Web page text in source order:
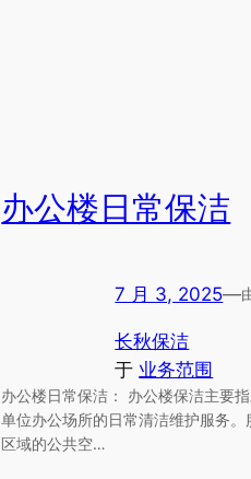
办公楼日常保洁
7 月 3, 2025—
长秋保洁
于 业务范围
办公楼日常保洁： 办公楼保洁主要
单位办公场所的日常清洁维护服务。
区域的公共空…